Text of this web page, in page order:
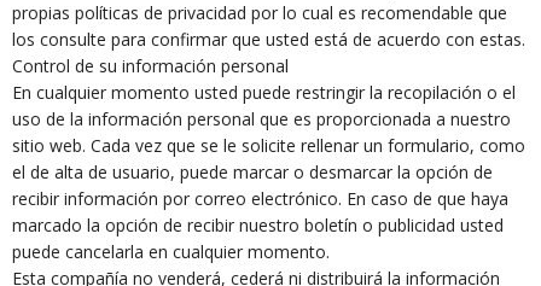
propias políticas de privacidad por lo cual es recomendable que
los consulte para confirmar que usted está de acuerdo con estas.
Control de su información personal
En cualquier momento usted puede restringir la recopilación o el
uso de la información personal que es proporcionada a nuestro
sitio web. Cada vez que se le solicite rellenar un formulario, como
el de alta de usuario, puede marcar o desmarcar la opción de
recibir información por correo electrónico. En caso de que haya
marcado la opción de recibir nuestro boletín o publicidad usted
puede cancelarla en cualquier momento.
Esta compañía no venderá, cederá ni distribuirá la información